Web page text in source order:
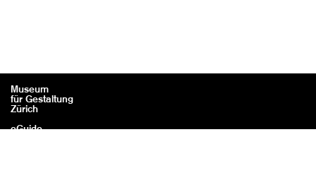
Museum
für Gestaltung
Zürich
eGuide